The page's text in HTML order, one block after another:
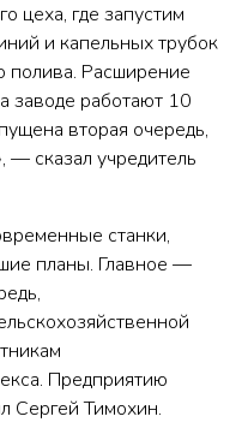
цеха, где запустим
и капельных трубок
полива. Расширение
заводе работают 10
вторая очередь,
— сказал учредитель
станки,
планы. Главное —
Предприятию
Сергей Тимохин.